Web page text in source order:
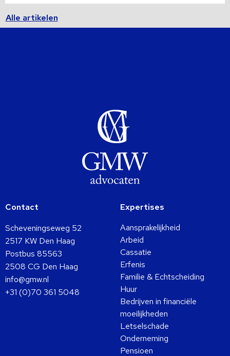
Alle artikelen
Contact
Scheveningseweg 52
2517 KW Den Haag
Postbus 85563
2508 CG Den Haag
info@gmw.nl
+31 (0)70 361 5048
Expertises
Aansprakelijkheid
Arbeid
Cassatie
Erfenis
Familie & Echtscheiding
Huur
Bedrijven in financiële
moeilijkheden
Letselschade
Onderneming
Pensioen